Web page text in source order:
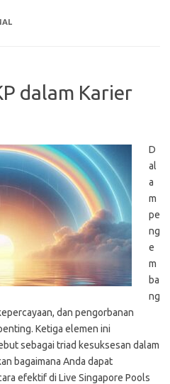
dalam Karier
D
al
a
m
pe
ng
e
m
ba
ng
dan pengorbanan
Ketiga elemen ini
sebagai triad kesuksesan dalam
bagaimana Anda dapat
efektif di Live Singapore Pools